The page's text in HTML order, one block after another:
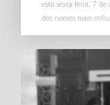
esta sexta-feira, 7
dos nomes mais